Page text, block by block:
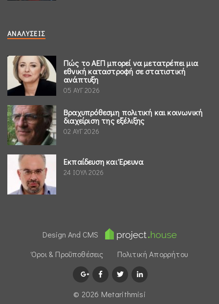
ΑΝΑΛΎΣΕΙΣ
Πώς το ΑΕΠ μπορεί να μετατρέπει μια
εθνική καταστροφή σε στατιστική
ανάπτυξη
05 ΑΥΓ 2026
Βραχυπρόθεσμη πολιτική και κοινωνική
διαχείριση της εξέλιξης
02 ΑΥΓ 2026
Εκπαίδευση και Έρευνα
24 ΙΟΥΛ 2026
Design And CMS
Όροι & Προϋποθέσεις
Πολιτική Απορρήτου
© 2026 Μetarithmisi